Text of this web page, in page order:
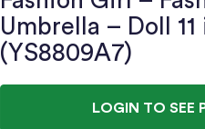
Umbrella – Doll 11
(YS8809A7)
LOGIN TO SEE